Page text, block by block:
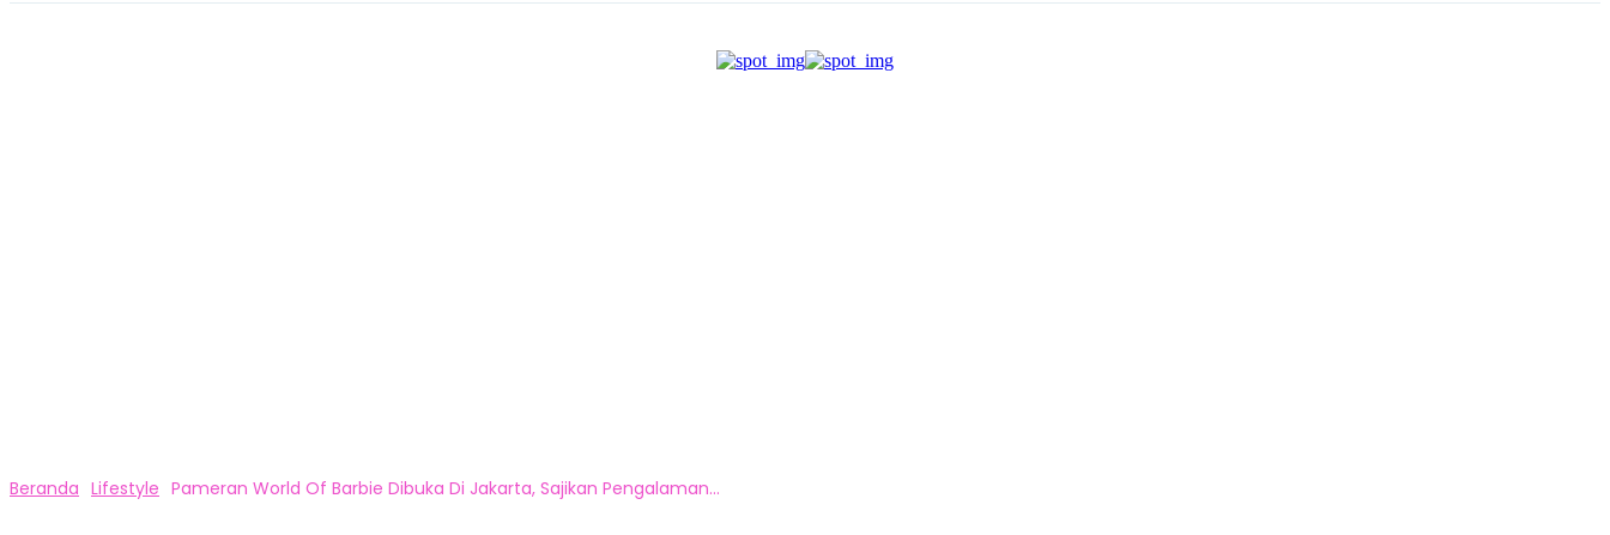
Beranda Lifestyle Pameran World Of Barbie Dibuka Di Jakarta, Sajikan Pengalaman...